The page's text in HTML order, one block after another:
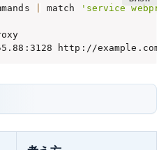
match
'service
http://example.com/